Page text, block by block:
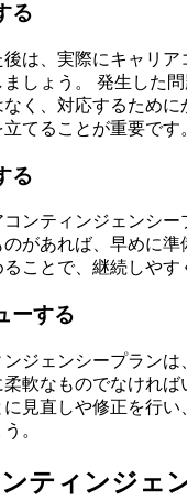
る
は、実際にキャリア
しょう。
発生した
く、対応するために
てることが重要です
る
ンティンジェンシー
があれば、早めに準
ことで、継続しやす
ーする
ジェンシープランは
軟なものでなければ
見直しや修正を行い
。
ティンジェ